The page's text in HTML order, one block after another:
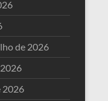
de 2026
2026